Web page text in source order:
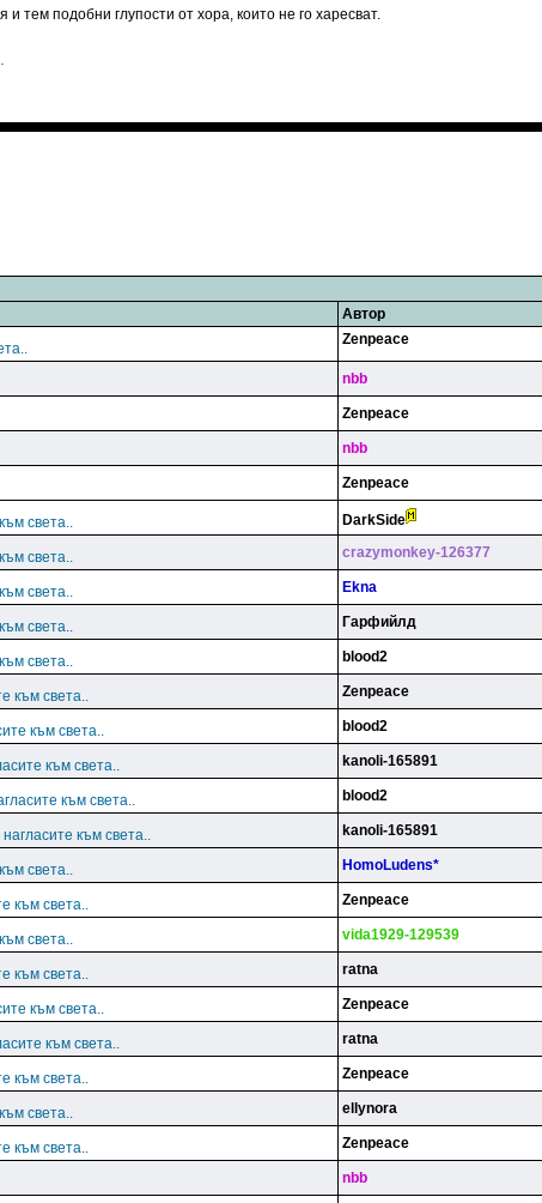
и тем подобни глупости от хора, които не го харесват.
Автор
Zenpeace
nbb
Zenpeace
nbb
Zenpeace
света.. DarkSide
света.. crazymonkey-126377
света.. Ekna
света.. Гарфийлд
света.. blood2
към света.. Zenpeace
към света.. blood2
към света.. kanoli-165891
към света.. blood2
към света.. kanoli-165891
света.. HomoLudens*
към света.. Zenpeace
света.. vida1929-129539
към света.. ratna
към света.. Zenpeace
към света.. ratna
към света.. Zenpeace
света.. ellynora
към света.. Zenpeace
nbb